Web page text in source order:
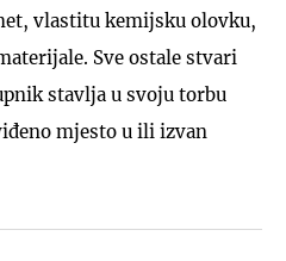
vlastitu kemijsku olovku,
Sve ostale stvari
stavlja u svoju torbu
mjesto u ili izvan